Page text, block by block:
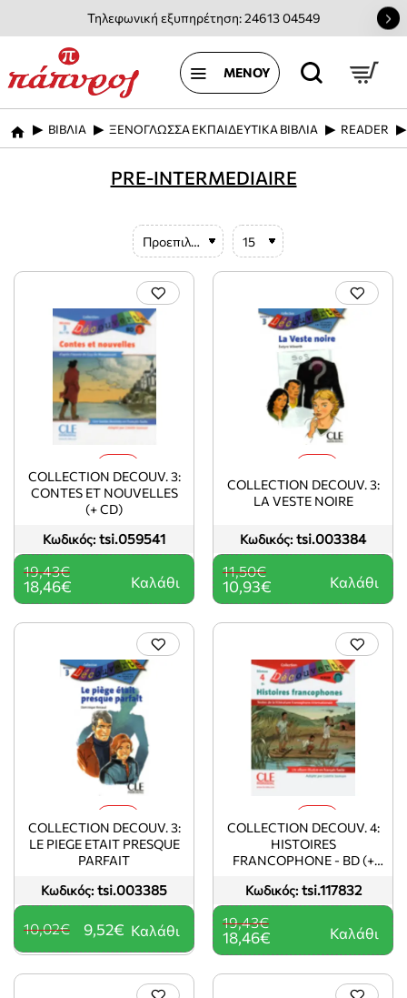
Τηλεφωνική εξυπηρέτηση: 24613 04549
home
ΒΙΒΛΙΑ ΞΕΝΟΓΛΩΣΣΑ ΕΚΠΑΙΔΕΥΤΙΚΑ ΒΙΒΛΙΑ READER
PRE-INTERMEDIAIRE
Κωδικός: tsi.059541
COLLECTION DECOUV. 3:
CONTES ET NOUVELLES
(+ CD)
18,46€
19,43€
Καλάθι
Κωδικός: tsi.003384
COLLECTION DECOUV. 3:
LA VESTE NOIRE
10,93€
11,50€
Καλάθι
Κωδικός: tsi.003385
COLLECTION DECOUV. 3:
LE PIEGE ETAIT PRESQUE
PARFAIT
9,52€
10,02€ Καλάθι
Κωδικός: tsi.117832
COLLECTION DECOUV. 4:
HISTOIRES
FRANCOPHONE - BD (+
18,46€
19,43€
Καλάθι